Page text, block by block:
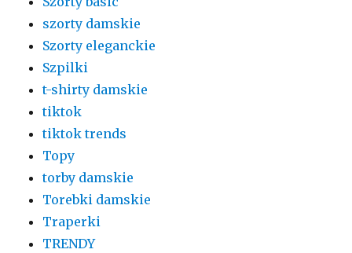
szorty damskie
Szorty eleganckie
Szpilki
t-shirty damskie
tiktok
tiktok trends
Topy
torby damskie
Torebki damskie
Traperki
TRENDY